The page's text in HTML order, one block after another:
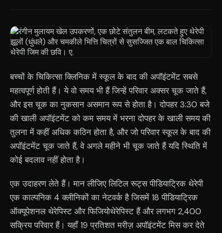
बच्चों के चिकित्सा क्लिनिक में स्कूल के बाद की अपॉइंटमेंट सबसे
महत्वपूर्ण होती हैं। ये वो समय भी हैं जिन्हें परिवार अक्सर चूक जाते हैं,
और इस चूक का नुकसान असमान रूप से होता है। दोपहर 3:30 बजे
की खाली अपॉइंटमेंट को कम समय में भरना दोपहर के खाली समय की
तुलना में कहीं अधिक कठिन होता है, और जो परिवार स्कूल के बाद की
अपॉइंटमेंट चूक जाते हैं, वे अगले महीने भी चूक जाते हैं यदि स्थिति में
कोई बदलाव नहीं होता है।
एक उदाहरण लेते हैं। मान लीजिए लिटिल रूट्स पीडियाट्रिक थेरेपी
एक काल्पनिक 4 क्लीनिकों का नेटवर्क है जिसमें 18 पीडियाट्रिक
ऑक्यूपेशनल थेरेपिस्ट और फिजियोथेरेपिस्ट हैं और लगभग 2,400
सक्रिय परिवार हैं। यहाँ 19 प्रतिशत मरीज़ अपॉइंटमेंट मिस कर देते